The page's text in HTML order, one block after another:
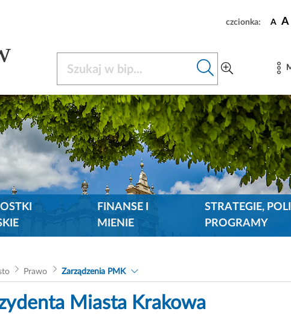
czcionka: A A
FINANSE I
MIENIE
STRATEGIE,
PROGRAMY
Prawo Zarządzenia PMK
Miasta Krakowa